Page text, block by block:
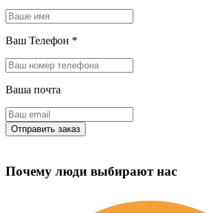
Ваш Телефон *
Ваша почта
Почему люди выбирают нас